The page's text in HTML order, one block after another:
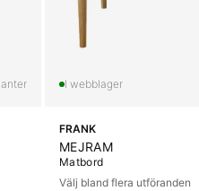
FRANK
MEJRAM
Matbord
Välj bland flera utföranden